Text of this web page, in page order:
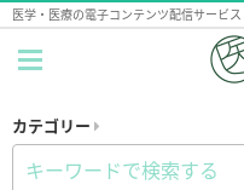
医学・医療の電子コンテンツ配信サービス
カテゴリー